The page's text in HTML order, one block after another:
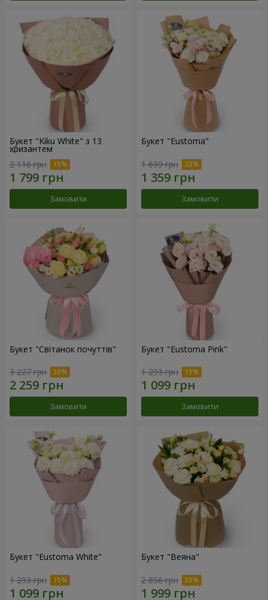
Букет "Kiku White" з 13
хризантем
2 116 грн
Замовити
Букет "Eustoma"
1 699 грн
Замовити
Букет "Світанок почуттів"
3 227 грн
Замовити
Букет "Eustoma Pink"
1 293 грн
Замовити
Букет "Eustoma White"
1 293 грн
Букет "Веяна"
2 856 грн